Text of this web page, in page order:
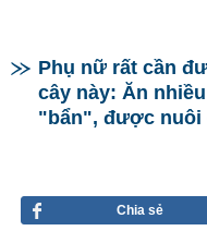
Phụ nữ rất cần
cây này: Ăn
"bẩn", được
Chia sẻ